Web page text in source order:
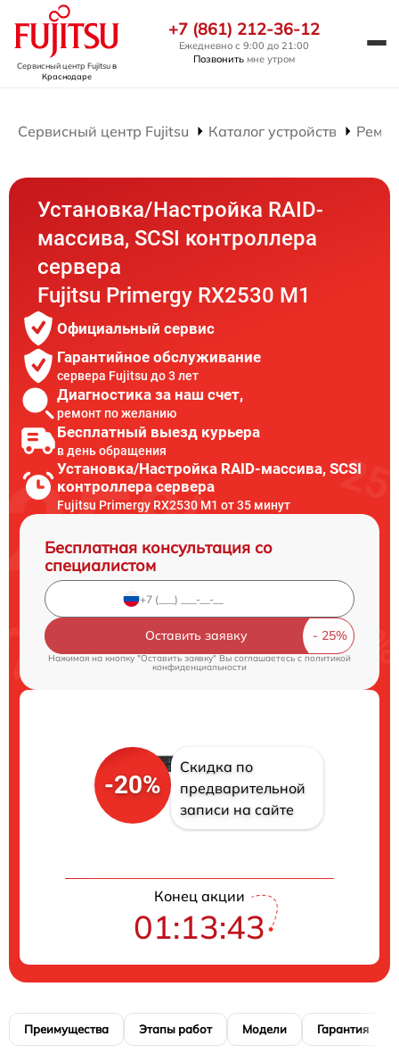
Сервисный центр Fujitsuв
Краснодаре
+7 (861) 212-36-12
Ежедневно с 9:00 до 21:00
Позвонить мне утром
Сервисный центр Fujitsu Каталог устройств
Установка/Настройка RAID-
массива, SCSI контроллера
сервера
Fujitsu Primergy RX2530 M1
Официальный сервис
Гарантийное обслуживание
сервера Fujitsu до 3 лет
Диагностика за наш счет,
ремонт по желанию
Бесплатный выезд курьера
в день обращения
Установка/Настройка RAID-массива, SCSI
контроллера сервера
Fujitsu Primergy RX2530 M1 от 35 минут
Бесплатная консультация со
специалистом
Оставить заявку
Нажимая на кнопку "Оставить заявку" Вы соглашаетесь cполитикой
конфиденциальности
-20%
Скидка по
предварительной
записи на сайте
Конец акции
01:13:42
Преимущества Этапы работ Модели Гарантия